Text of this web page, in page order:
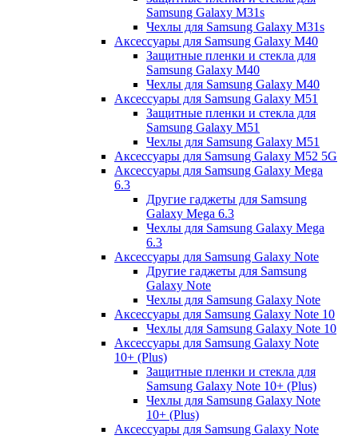
Samsung Galaxy M31s
Чехлы для Samsung Galaxy M31s
Аксессуары для Samsung Galaxy M40
Защитные пленки и стекла для
Samsung Galaxy M40
Чехлы для Samsung Galaxy M40
Аксессуары для Samsung Galaxy M51
Защитные пленки и стекла для
Samsung Galaxy M51
Чехлы для Samsung Galaxy M51
Аксессуары для Samsung Galaxy M52 5G
Аксессуары для Samsung Galaxy Mega
6.3
Другие гаджеты для Samsung
Galaxy Mega 6.3
Чехлы для Samsung Galaxy Mega
6.3
Аксессуары для Samsung Galaxy Note
Другие гаджеты для Samsung
Galaxy Note
Чехлы для Samsung Galaxy Note
Аксессуары для Samsung Galaxy Note 10
Чехлы для Samsung Galaxy Note 10
Аксессуары для Samsung Galaxy Note
10+ (Plus)
Защитные пленки и стекла для
Samsung Galaxy Note 10+ (Plus)
Чехлы для Samsung Galaxy Note
10+ (Plus)
Аксессуары для Samsung Galaxy Note